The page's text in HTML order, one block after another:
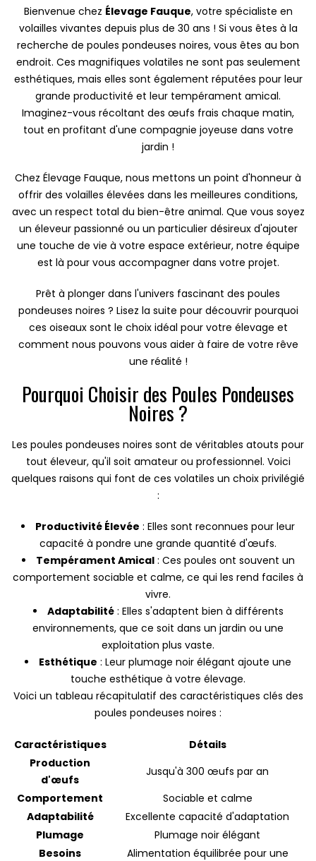
Bienvenue chez Élevage Fauque, votre spécialiste en
volailles vivantes depuis plus de 30 ans ! Si vous êtes à la
recherche de poules pondeuses noires, vous êtes au bon
endroit. Ces magnifiques volatiles ne sont pas seulement
esthétiques, mais elles sont également réputées pour leur
grande productivité et leur tempérament amical.
Imaginez-vous récoltant des œufs frais chaque matin,
tout en profitant d'une compagnie joyeuse dans votre
jardin !
Chez Élevage Fauque, nous mettons un point d'honneur à
offrir des volailles élevées dans les meilleures conditions,
avec un respect total du bien-être animal. Que vous soyez
un éleveur passionné ou un particulier désireux d'ajouter
une touche de vie à votre espace extérieur, notre équipe
est là pour vous accompagner dans votre projet.
Prêt à plonger dans l'univers fascinant des poules
pondeuses noires ? Lisez la suite pour découvrir pourquoi
ces oiseaux sont le choix idéal pour votre élevage et
comment nous pouvons vous aider à faire de votre rêve
une réalité !
Pourquoi Choisir des Poules Pondeuses
Noires ?
Les poules pondeuses noires sont de véritables atouts pour
tout éleveur, qu'il soit amateur ou professionnel. Voici
quelques raisons qui font de ces volatiles un choix privilégié
:
Productivité Élevée : Elles sont reconnues pour leur
capacité à pondre une grande quantité d'œufs.
Tempérament Amical: Ces poules ont souvent un
comportement sociable et calme, ce qui les rend faciles à
vivre.
Adaptabilité: Elles s'adaptent bien à différents
environnements, que ce soit dans un jardin ou une
exploitation plus vaste.
Esthétique : Leur plumage noir élégant ajoute une
touche esthétique à votre élevage.
Voici un tableau récapitulatif des caractéristiques clés des
poules pondeuses noires :
Caractéristiques
Détails
Production
d'œufs
Jusqu'à 300 œufs par an
Comportement
Sociable et calme
Adaptabilité
Excellente capacité d'adaptation
Plumage
Plumage noir élégant
Besoins
Alimentation équilibrée pour une